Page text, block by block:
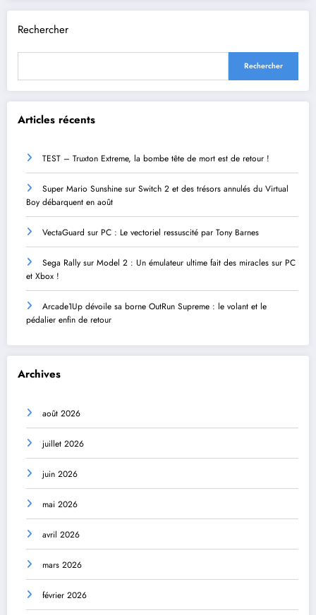
Rechercher
Rechercher
Articles récents
TEST – Truxton Extreme, la bombe tête de mort est de retour !
Super Mario Sunshine sur Switch 2 et des trésors annulés du Virtual
Boy débarquent en août
VectaGuard sur PC : Le vectoriel ressuscité par Tony Barnes
Sega Rally sur Model 2 : Un émulateur ultime fait des miracles sur PC
et Xbox !
Arcade1Up dévoile sa borne OutRun Supreme : le volant et le
pédalier enfin de retour
Archives
août 2026
juillet 2026
juin 2026
mai 2026
avril 2026
mars 2026
février 2026